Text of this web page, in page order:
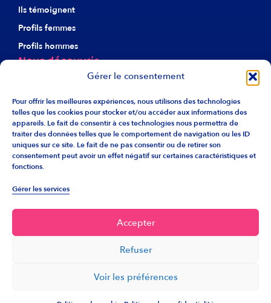
Gérer le consentement
Pour offrir les meilleures expériences, nous utilisons des technologies
telles que les cookies pour stocker et/ou accéder aux informations des
appareils. Le fait de consentir à ces technologies nous permettra de
traiter des données telles que le comportement de navigation ou les ID
uniques sur ce site. Le fait de ne pas consentir ou de retirer son
consentement peut avoir un effet négatif sur certaines caractéristiques et
fonctions.
Gérer les services
Accepter
Refuser
Voir les préférences
Ils témoignent
Profils femmes
Profils hommes
Nous découvrir
À propos d’Harmonie
Notre éthique
Nos agences
Recrutement
Liens utiles
Info franchise
Retrouvez Harmonie sur les réseaux.